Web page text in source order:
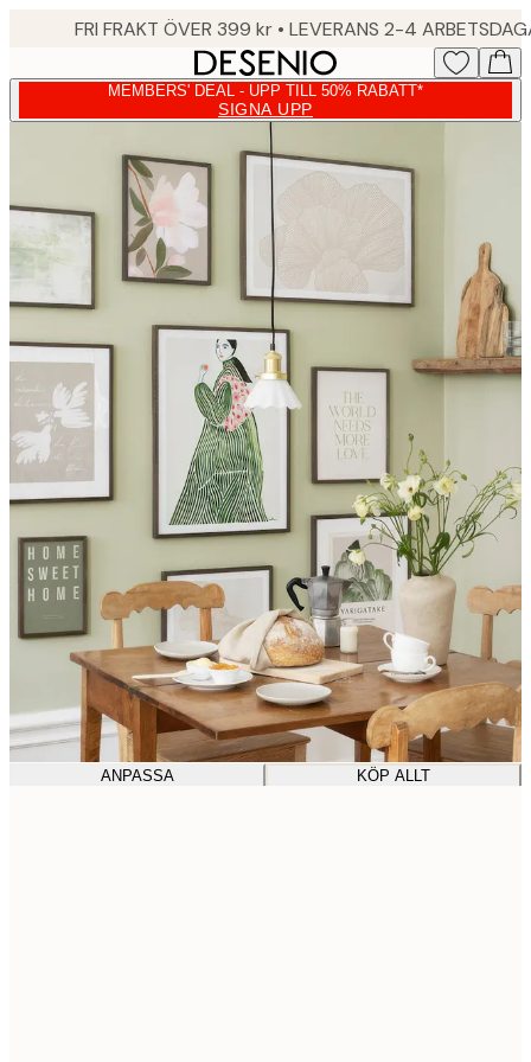
FRI FRAKT ÖVER 399 kr • LEVERANS 2-4
MEMBERS' DEAL - UPP TILL 50% RABATT*
SIGNA UPP
ANPASSA KÖP ALLT